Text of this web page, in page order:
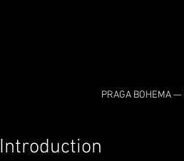
PRAGA BOHEMA —
Introduction